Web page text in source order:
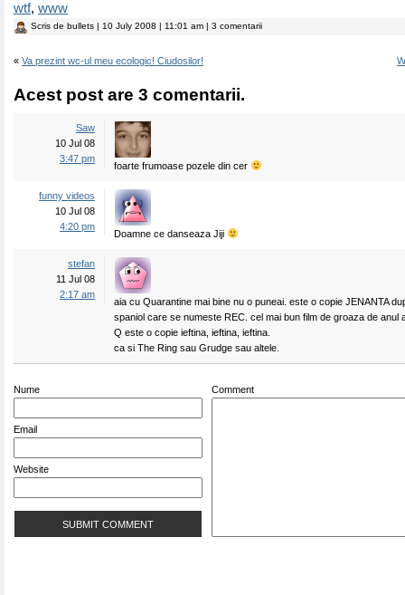
wtf, www
Scris de bullets | 10 July 2008 | 11:01 am | 3 comentarii
« Va prezint wc-ul meu ecologic! Ciudosilor!
Acest post are 3 comentarii.
Saw
10 Jul 08
3:47 pm
foarte frumoase pozele din cer
funny videos
10 Jul 08
4:20 pm
Doamne ce danseaza Jiji
stefan
11 Jul 08
2:17 am
aia cu Quarantine mai bine nu o puneai. este o copie JENANTA
spaniol care se numeste REC. cel mai bun film de groaza de anul
Q este o copie ieftina, ieftina, ieftina.
ca si The Ring sau Grudge sau altele.
Nume
Email
Website
Comment